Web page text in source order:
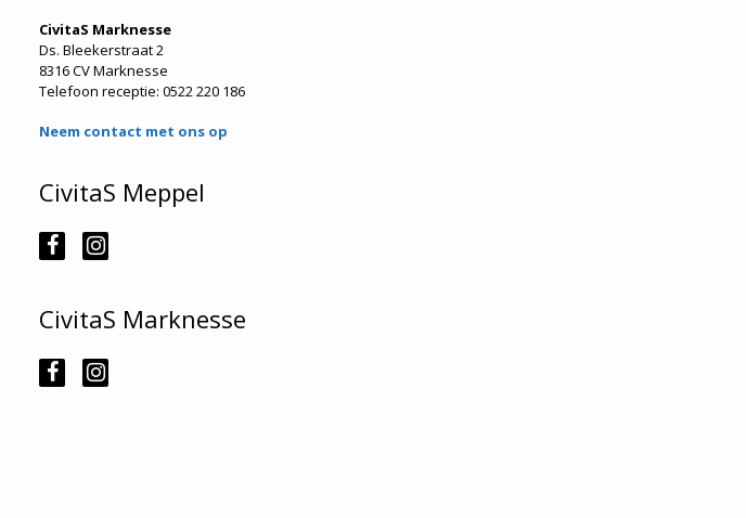
CivitaS Marknesse
Ds. Bleekerstraat 2
8316 CV Marknesse
Telefoon receptie: 0522 220 186
Neem contact met ons op
CivitaS Meppel
CivitaS Marknesse